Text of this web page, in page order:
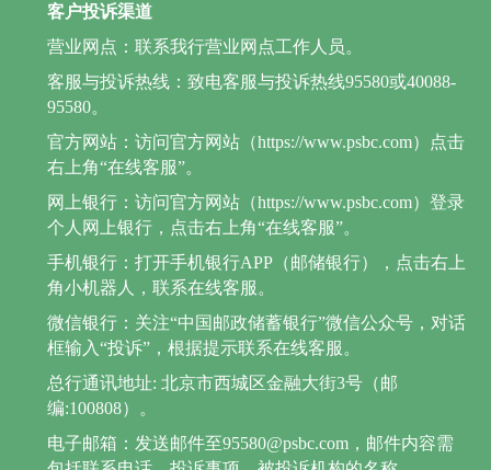
客户投诉渠道
营业网点：联系我行营业网点工作人员。
客服与投诉热线：致电客服与投诉热线95580或40088-
95580。
官方网站：访问官方网站（https://www.psbc.com）点击
右上角“在线客服”。
网上银行：访问官方网站（https://www.psbc.com）登录
个人网上银行，点击右上角“在线客服”。
手机银行：打开手机银行APP（邮储银行），点击右上
角小机器人，联系在线客服。
微信银行：关注“中国邮政储蓄银行”微信公众号，对话
框输入“投诉”，根据提示联系在线客服。
总行通讯地址: 北京市西城区金融大街3号（邮
编:100808）。
电子邮箱：发送邮件至95580@psbc.com，邮件内容需